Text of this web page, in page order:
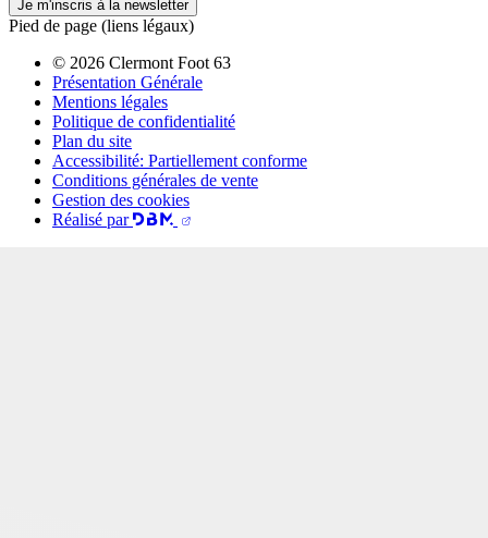
Je m'inscris à la newsletter
Pied de page (liens légaux)
© 2026 Clermont Foot 63
Présentation Générale
Mentions légales
Politique de confidentialité
Plan du site
Accessibilité: Partiellement conforme
Conditions générales de vente
Gestion des cookies
Réalisé par